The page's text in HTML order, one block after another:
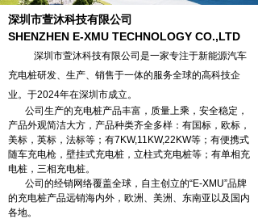
深圳市萱沐科技有限公司
SHENZHEN E-XMU TECHNOLOGY CO.,LTD
深圳市萱沐科技有限公司是一家专注于新能源汽车
充电桩研发、生产、销售于一体的服务全球的高科技企
业。于2024年在深圳市成立。
公司生产的充电桩产品丰富，质量上乘，安全稳定，
产品外观简洁大方，产品种类齐全多样：有国标，欧标，
美标，英标，法标等；有7KW,11KW,22KW等；有便携式
随车充电枪，壁挂式充电桩，立柱式充电桩等；有单相充
电桩，三相充电桩。
公司的经销网络覆盖全球，自主创立的“E-XMU”品牌
的充电桩产品远销海内外，欧洲、美洲、东南亚以及国内
各地。